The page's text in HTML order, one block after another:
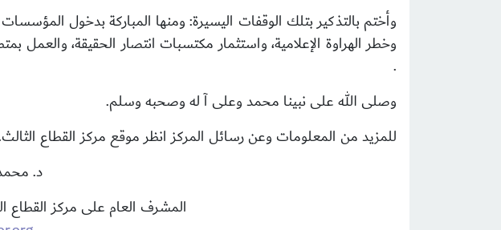
وأختم بالتذكير بتلك الوقفات اليسيرة: ومنها المباركة بدخول
وخطر الهراوة الإعلامية، واستثمار مكتسبات انتصار الحقيقة، والعمل
.
وصلى الله على نبينا محمد وعلى آ له وصحبه وسلم.
للمزيد من المعلومات وعن رسائل المركز انظر موقع مركز القطاع
د.
المشرف العام على مركز القطاع